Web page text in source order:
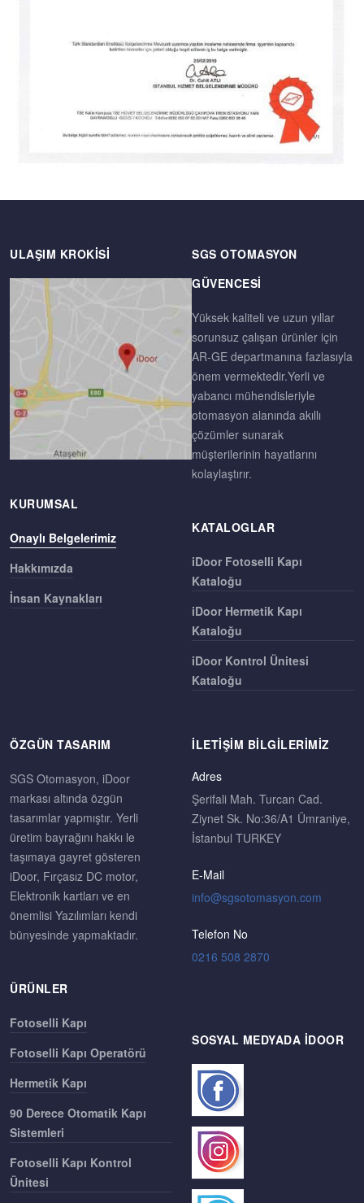
ULAŞIM KROKISI
KURUMSAL
Onaylı Belgelerimiz
Hakkımızda
İnsan Kaynakları
SGS OTOMASYON
GÜVENCESI
Yüksek kaliteli ve uzun yıllar
sorunsuz çalışan ürünler için
AR-GE departmanına fazlasıyla
önem vermektedir.Yerli ve
yabancı mühendisleriyle
otomasyon alanında akıllı
çözümler sunarak
müşterilerinin hayatlarını
kolaylaştırır.
KATALOGLAR
iDoor Fotoselli Kapı
Kataloğu
iDoor Hermetik Kapı
Kataloğu
iDoor Kontrol Ünitesi
Kataloğu
ÖZGÜN TASARIM
SGS Otomasyon, iDoor
markası altında özgün
tasarımlar yapmıştır. Yerli
üretim bayrağını hakkı le
taşımaya gayret gösteren
iDoor, Fırçasız DC motor,
Elektronik kartları ve en
önemlisi Yazılımları kendi
bünyesinde yapmaktadır.
ÜRÜNLER
Fotoselli Kapı
Fotoselli Kapı Operatörü
Hermetik Kapı
90 Derece Otomatik Kapı
Sistemleri
Fotoselli Kapı Kontrol
Ünitesi
İLETIŞIM BILGILERIMIZ
Adres
Şerifali Mah. Turcan Cad.
Ziynet Sk. No:36/A1 Ümraniye,
İstanbul TURKEY
E-Mail
Telefon No
0216 508 2870
SOSYAL MEDYADA IDOOR